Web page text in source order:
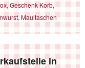
,Geschenk Korb,
,Maultaschen
in